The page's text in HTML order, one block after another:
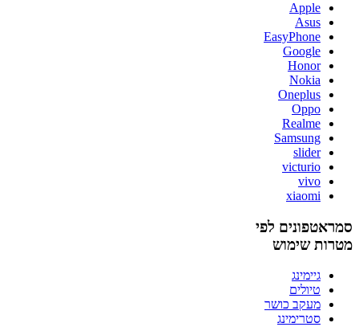
Apple
Asus
EasyPhone
Google
Honor
Nokia
Oneplus
Oppo
Realme
Samsung
slider
victurio
vivo
xiaomi
סמראטפונים לפי
מטרות שימוש
גיימינג
טיולים
מעקב כושר
סטרימינג